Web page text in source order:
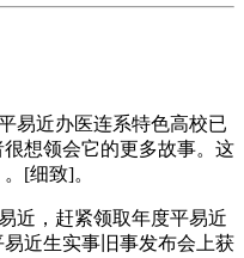
近办医连系特色高校已
想领会它的更多故事。这
[细致]。
，赶紧领取年度平易近
近生实事旧事发布会上获